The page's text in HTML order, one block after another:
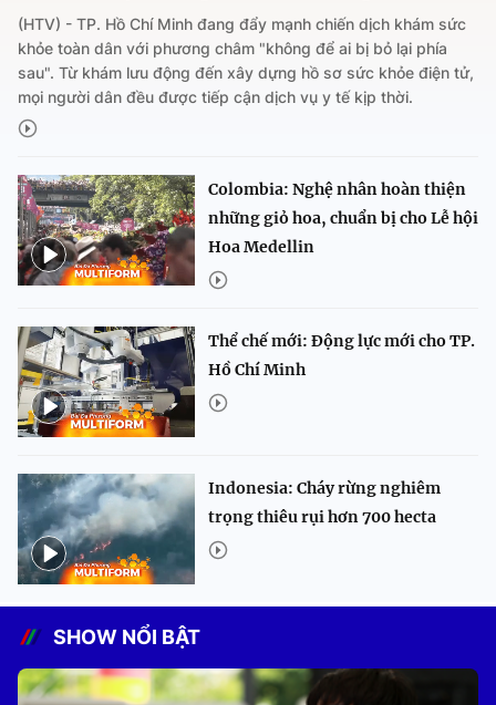
(HTV) - TP. Hồ Chí Minh đang đẩy mạnh chiến dịch khám sức
khỏe toàn dân với phương châm "không để ai bị bỏ lại phía
sau". Từ khám lưu động đến xây dựng hồ sơ sức khỏe điện tử,
mọi người dân đều được tiếp cận dịch vụ y tế kịp thời.
Colombia: Nghệ nhân hoàn thiện
những giỏ hoa, chuẩn bị cho Lễ hội
Hoa Medellin
Thể chế mới: Động lực mới cho TP.
Hồ Chí Minh
Indonesia: Cháy rừng nghiêm
trọng thiêu rụi hơn 700 hecta
SHOW NỔI BẬT